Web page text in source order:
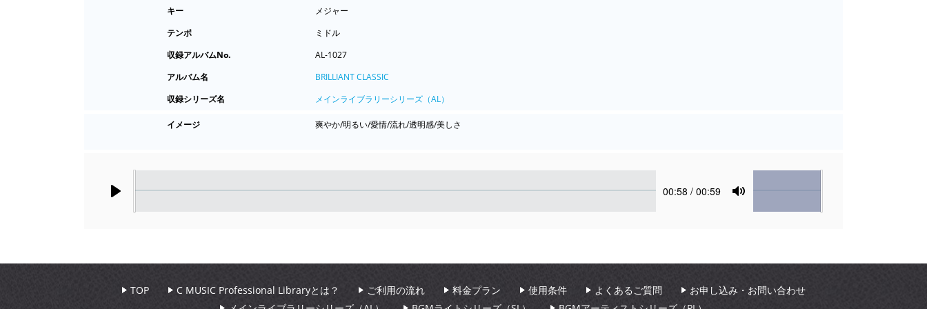
キー
メジャー
テンポ
ミドル
収録アルバムNo.
AL-1027
アルバム名
BRILLIANT CLASSIC
収録シリーズ名
メインライブラリーシリーズ（AL）
イメージ 爽やか/明るい/愛情/流れ/透明感/美しさ
Current
00:58 / 00:59
Mute
Volume
TOP C MUSIC Professional Libraryとは？ ご利用の流れ 料金プラン 使用条件 よくあるご質問
お申し込み・お問い合わせ